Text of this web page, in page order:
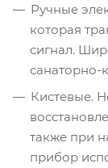
Ручные
которая
сигнал.
санаторно-
Кистевые.
также при
прибор